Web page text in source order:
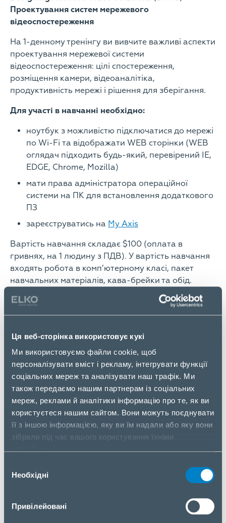
Ця веб-сторінка використовує кукі
Ми використовуємо файли cookie, щоб
персоналізувати вміст і рекламу, інтегрувати функції
соціальних мереж та аналізувати наш трафік. Ми
також передаємо нашим партнерам із соціальних
мереж, реклами й аналітики інформацію про те, як ви
користуєтеся нашим сайтом. Вони можуть поєднувати
її з іншою інформацією, яку ви їм надали або яку вони
зібрали під час вашого користування їхніми
згоди
Необхідні
Привілейовані
Проектування систем мережевого
відеоспостереження
На 1-денному тренінгу ви вивчите важливі аспекти
проектування мережевої системи
відеоспостереження: цілі спостереження,
розміщення камери, відеоаналітіка,
продуктивність мережі і рішення для зберігання.
Для участі в навчанні необхідно:
ноутбук з можливістю підключатися до мережі
по Wi-Fi та відображати WEB сторінки (WEB
оглядач підходить будь-який, перевірений IE,
EDGE, Chrome, Mozilla)
мати права адміністратора операційної
системи на ПК для встановлення додаткового
ПЗ
зареєструватись на My Axis
Вартість навчання складає $100 (оплата в
гривнях, на 1 людину з ПДВ). У вартість навчання
входять робота в комп’ютерному класі, пакет
навчальних матеріалів, кава-брейки та обід.
Київ, вул. Козацька, 120/4, корпус Ж
GPS 50.397924, 30.491782
Контакти: +38 044 461 9670,smart.center@elko.ua
ELKO – офіційний дистриб’ютор обладнання та
рішень Axis Communications в Україні.